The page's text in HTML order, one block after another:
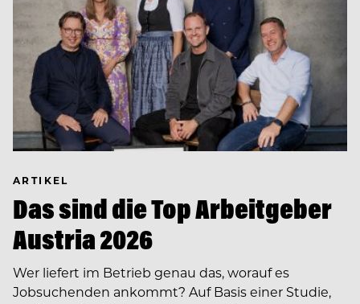
ARTIKEL
Das sind die Top Arbeitgeber
Austria 2026
Wer liefert im Betrieb genau das, worauf es
Jobsuchenden ankommt? Auf Basis einer Studie,